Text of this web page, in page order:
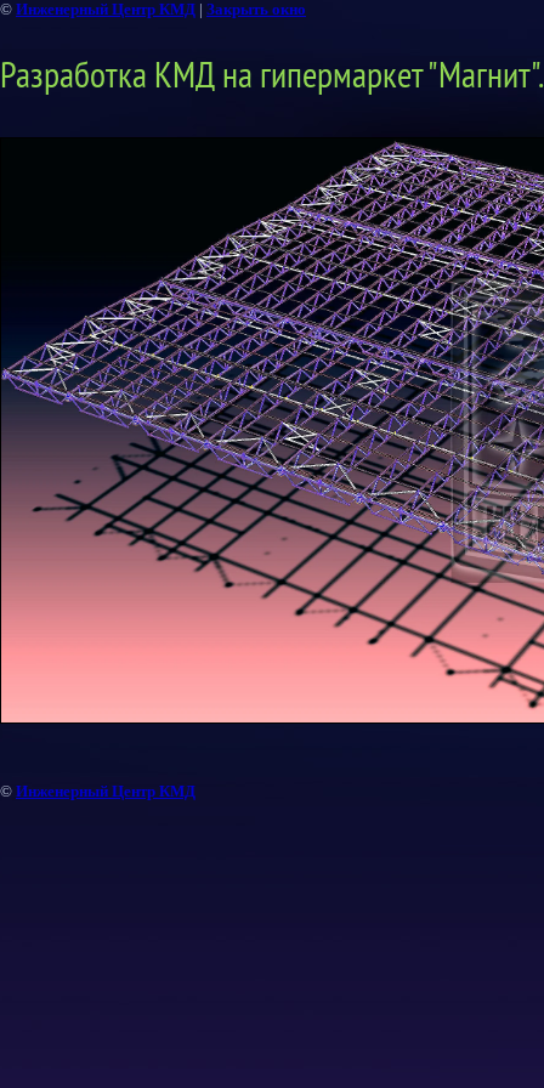
© Инженерный Центр КМД | Закрыть окно
Разработка КМД на гипермаркет
© Инженерный Центр КМД